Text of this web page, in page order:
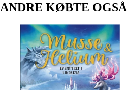
ANDRE KØBTE OGSÅ